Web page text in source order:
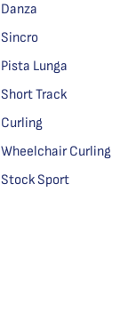
Danza
Sincro
Pista Lunga
Short Track
Curling
Wheelchair Curling
Stock Sport